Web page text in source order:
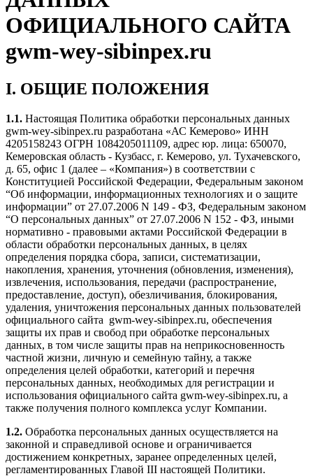
ОФИЦИАЛЬНОГО САЙТА
gwm-wey-sibinpex.ru
I. ОБЩИЕ ПОЛОЖЕНИЯ
1.1. Настоящая Политика обработки персональных данных
gwm-wey-sibinpex.ru разработана «АС Кемерово» ИНН
4205158243 ОГРН 1084205011109, адрес юр. лица: 650070,
Кемеровская область - Кузбасс, г. Кемерово, ул. Тухачевского,
д. 65, офис 1 (далее – «Компания») в соответствии с
Конституцией Российской Федерации, Федеральным законом
“Об информации, информационных технологиях и о защите
информации” от 27.07.2006 N 149 - ФЗ, Федеральным законом
“О персональных данных” от 27.07.2006 N 152 - ФЗ, иными
нормативно - правовыми актами Российской Федерации в
области обработки персональных данных, в целях
определения порядка сбора, записи, систематизации,
накопления, хранения, уточнения (обновления, изменения),
извлечения, использования, передачи (распространение,
предоставление, доступ), обезличивания, блокирования,
удаления, уничтожения персональных данных пользователей
официального сайта gwm-wey-sibinpex.ru, обеспечения
защиты их прав и свобод при обработке персональных
данных, в том числе защиты прав на неприкосновенность
частной жизни, личную и семейную тайну, а также
определения целей обработки, категорий и перечня
персональных данных, необходимых для регистрации и
использования официального сайта gwm-wey-sibinpex.ru, а
также получения полного комплекса услуг Компании.
1.2. Обработка персональных данных осуществляется на
законной и справедливой основе и ограничивается
достижением конкретных, заранее определенных целей,
регламентированных Главой III настоящей Политики.